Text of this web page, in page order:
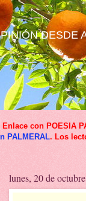
DESDE
con POESIA
PALMERAL. Los
lunes, 20 de